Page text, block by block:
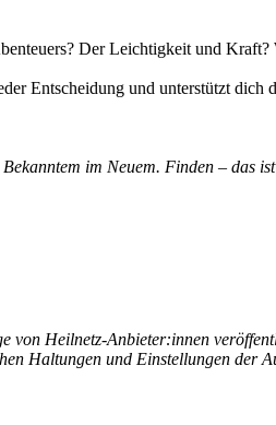
Der Leichtigkeit und
Entscheidung und unterstützt
im Neuem. Finden – das
Heilnetz-Anbieter:innen
Haltungen und Einstellungen